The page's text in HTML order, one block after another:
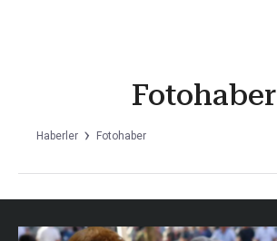
Fotohaber
Haberler Fotohaber